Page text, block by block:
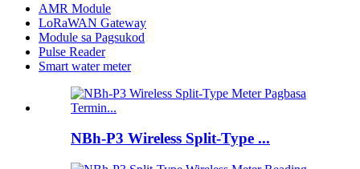
AMR Module
LoRaWAN Gateway
Module sa Pagsukod
Pulse Reader
Smart water meter
NBh-P3 Wireless Split-Type ...